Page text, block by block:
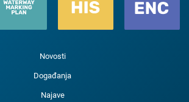
Novosti
Događanja
Najave